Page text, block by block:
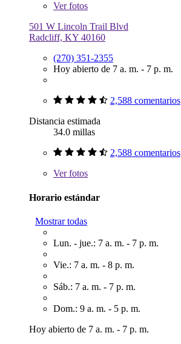
Verfotos
501 W Lincoln Trail Blvd
Radcliff, KY 40160
(270) 351-2355
Hoy abierto de 7 a. m. - 7 p. m.
2,588 comentarios
Distancia estimada
34.0 millas
2,588 comentarios
Verfotos
Horario estándar
Mostrar todas
Lun. - jue.: 7 a. m. - 7 p. m.
Vie.: 7 a. m. - 8 p. m.
Sáb.: 7 a. m. - 7 p. m.
Dom.: 9 a. m. - 5 p. m.
Hoy abierto de 7 a. m. - 7 p. m.